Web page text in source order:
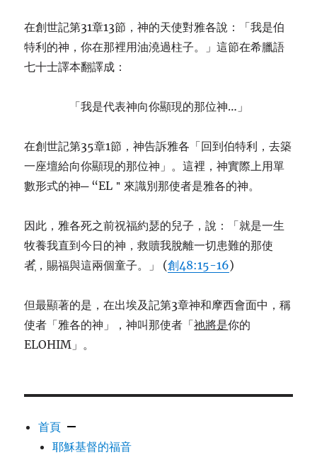
在創世記第31章13節，神的天使對雅各說：「我是伯
特利的神，你在那裡用油澆過柱子。」這節在希臘語
七十士譯本翻譯成：
「我是代表神向你顯現的那位神…」
在創世記第35章1節，神告訴雅各「回到伯特利，去築
一座壇給向你顯現的那位神」。這裡，神實際上用單
數形式的神─ “EL＂來識別那使者是雅各的神。
因此，雅各死之前祝福約瑟的兒子，說：「就是一生
牧養我直到今日的神，救贖我脫離一切患難的那使
者 ，賜福與這兩個童子。」 (創48:15-16)
但最顯著的是，在出埃及記第3章神和摩西會面中，稱
使者「雅各的神」，神叫那使者「祂將是你的
ELOHIM」。
首頁
耶穌基督的福音